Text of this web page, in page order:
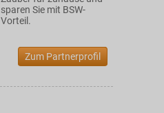
sparen Sie mit BSW-
Vorteil.
Zum Partnerprofil